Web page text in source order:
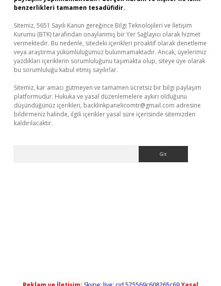
benzerlikleri tamamen tesadüfidir.
Sitemiz, 5651 Sayılı Kanun gereğince Bilgi Teknolojileri ve İletişim
Kurumu (BTK) tarafından onaylanmış bir Yer Sağlayıcı olarak hizmet
vermektedir. Bu nedenle, sitedeki içerikleri proaktif olarak denetleme
veya araştırma yükümlülüğümüz bulunmamaktadır. Ancak, üyelerimiz
yazdıkları içeriklerin sorumluluğunu taşımakta olup, siteye üye olarak
bu sorumluluğu kabul etmiş sayılırlar.
Sitemiz, kar amacı gütmeyen ve tamamen ücretsiz bir bilgi paylaşım
platformudur. Hukuka ve yasal düzenlemelere aykırı olduğunu
düşündüğünüz içerikleri, backlinkpanelicomtr@gmail.com adresine
bildirmeniz halinde, ilgili içerikler yasal süre içerisinde sitemizden
kaldırılacaktır.